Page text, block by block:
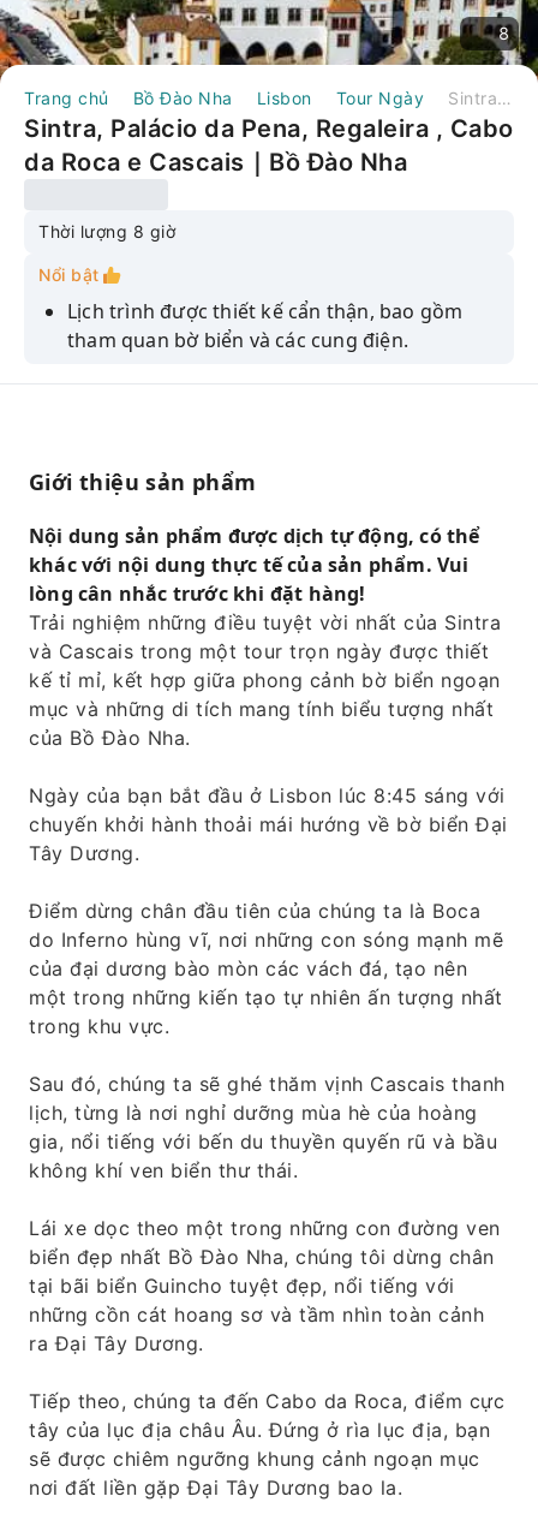
8
Trang chủ Bồ Đào Nha Lisbon Tour Ngày Sintra, Palácio da Pena, Regaleira , Cabo da Roca e Cascais｜Bồ Đào Nha
Sintra, Palácio da Pena, Regaleira , Cabo
da Roca e Cascais｜Bồ Đào Nha
Thời lượng 8 giờ
Nổi bật
Lịch trình được thiết kế cẩn thận, bao gồm
tham quan bờ biển và các cung điện.
Tham quan có hướng dẫn bên trong cung
da Roca
Guincho.
Phương tiện di chuyển thoải mái với hướng
dẫn viên chuyên nghiệp
Giới thiệu sản phẩm
Nội dung sản phẩm được dịch tự động, có thể
khác với nội dung thực tế của sản phẩm. Vui
lòng cân nhắc trước khi đặt hàng!
Trải nghiệm những điều tuyệt vời nhất của Sintra
và Cascais trong một tour trọn ngày được thiết
kế tỉ mỉ, kết hợp giữa phong cảnh bờ biển ngoạn
mục và những di tích mang tính biểu tượng nhất
của Bồ Đào Nha.
Ngày của bạn bắt đầu ở Lisbon lúc 8:45 sáng với
chuyến khởi hành thoải mái hướng về bờ biển Đại
Tây Dương.
Điểm dừng chân đầu tiên của chúng ta là Boca
do Inferno hùng vĩ, nơi những con sóng mạnh mẽ
của đại dương bào mòn các vách đá, tạo nên
một trong những kiến ​​tạo tự nhiên ấn tượng nhất
trong khu vực.
Sau đó, chúng ta sẽ ghé thăm vịnh Cascais thanh
lịch, từng là nơi nghỉ dưỡng mùa hè của hoàng
gia, nổi tiếng với bến du thuyền quyến rũ và bầu
không khí ven biển thư thái.
Lái xe dọc theo một trong những con đường ven
biển đẹp nhất Bồ Đào Nha, chúng tôi dừng chân
tại bãi biển Guincho tuyệt đẹp, nổi tiếng với
những cồn cát hoang sơ và tầm nhìn toàn cảnh
ra Đại Tây Dương.
Tiếp theo, chúng ta đến Cabo da Roca, điểm cực
tây của lục địa châu Âu. Đứng ở rìa lục địa, bạn
sẽ được chiêm ngưỡng khung cảnh ngoạn mục
nơi đất liền gặp Đại Tây Dương bao la.